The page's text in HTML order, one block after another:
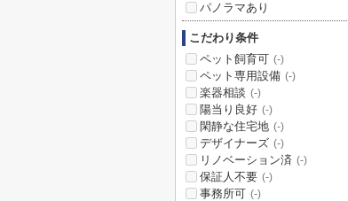
パノラマあり
こだわり条件
ペット飼育可 (-)
ペット専用設備 (-)
楽器相談 (-)
陽当り良好 (-)
閑静な住宅地 (-)
デザイナーズ (-)
リノベーション済 (-)
保証人不要 (-)
事務所可 (-)